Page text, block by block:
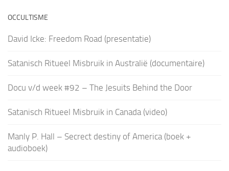
OCCULTISME
David Icke: Freedom Road (presentatie)
Satanisch Ritueel Misbruik in Australië (documentaire)
Docu v/d week #92 – The Jesuits Behind the Door
Satanisch Ritueel Misbruik in Canada (video)
Manly P. Hall – Secrect destiny of America (boek +
audioboek)